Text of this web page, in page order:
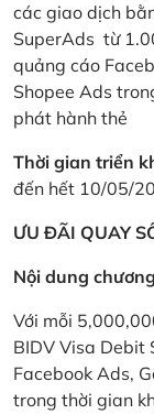
các giao dịch
SuperAds từ
quảng cáo
Shopee Ads
phát hành thẻ
Thời gian triển
đến hết 10/05/
ƯU ĐÃI QUAY
Nội dung
Với mỗi
BIDV Visa Debit
Facebook Ads,
trong thời gian